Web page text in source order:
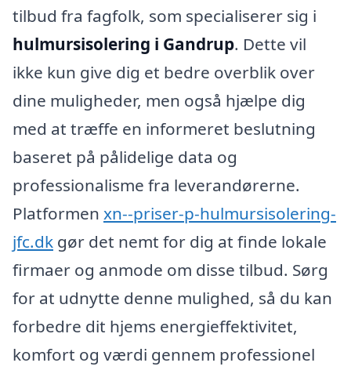
tilbud fra fagfolk, som specialiserer sig i
hulmursisolering i Gandrup. Dette vil
ikke kun give dig et bedre overblik over
dine muligheder, men også hjælpe dig
med at træffe en informeret beslutning
baseret på pålidelige data og
professionalisme fra leverandørerne.
Platformen xn--priser-p-hulmursisolering-
jfc.dk gør det nemt for dig at finde lokale
firmaer og anmode om disse tilbud. Sørg
for at udnytte denne mulighed, så du kan
forbedre dit hjems energieffektivitet,
komfort og værdi gennem professionel